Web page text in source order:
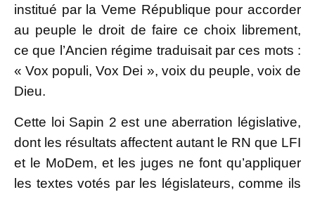
institué par la Veme République pour accorder
au peuple le droit de faire ce choix librement,
ce que l’Ancien régime traduisait par ces mots :
« Vox populi, Vox Dei », voix du peuple, voix de
Dieu.
Cette loi Sapin 2 est une aberration législative,
dont les résultats affectent autant le RN que LFI
et le MoDem, et les juges ne font qu’appliquer
les textes votés par les législateurs, comme ils